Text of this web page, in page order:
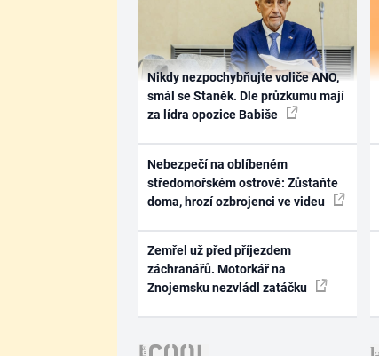
Nikdy nezpochybňujte voliče ANO,
smál se Staněk. Dle průzkumu mají
za lídra opozice Babiše
Nebezpečí na oblíbeném
středomořském ostrově: Zůstaňte
doma, hrozí ozbrojenci ve videu
Zemřel už před příjezdem
záchranářů. Motorkář na
Znojemsku nezvládl zatáčku